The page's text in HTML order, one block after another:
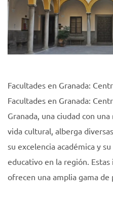
Facultades en Granada:
Facultades en Granada:
Granada, una ciudad con
vida cultural, alberga
su excelencia académica y
educativo en la región.
ofrecen una amplia gama